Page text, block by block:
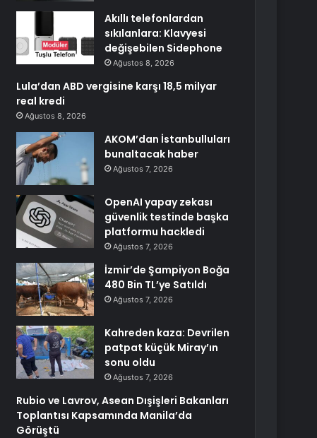
Akıllı telefonlardan
sıkılanlara: Klavyesi
değişebilen Sidephone
Ağustos 8, 2026
Lula’dan ABD vergisine karşı 18,5 milyar
real kredi
Ağustos 8, 2026
AKOM’dan İstanbulluları
bunaltacak haber
Ağustos 7, 2026
OpenAI yapay zekası
güvenlik testinde başka
platformu hackledi
Ağustos 7, 2026
İzmir’de Şampiyon Boğa
480 Bin TL’ye Satıldı
Ağustos 7, 2026
Kahreden kaza: Devrilen
patpat küçük Miray’ın
sonu oldu
Ağustos 7, 2026
Rubio ve Lavrov, Asean Dışişleri Bakanları
Toplantısı Kapsamında Manila’da
Görüştü